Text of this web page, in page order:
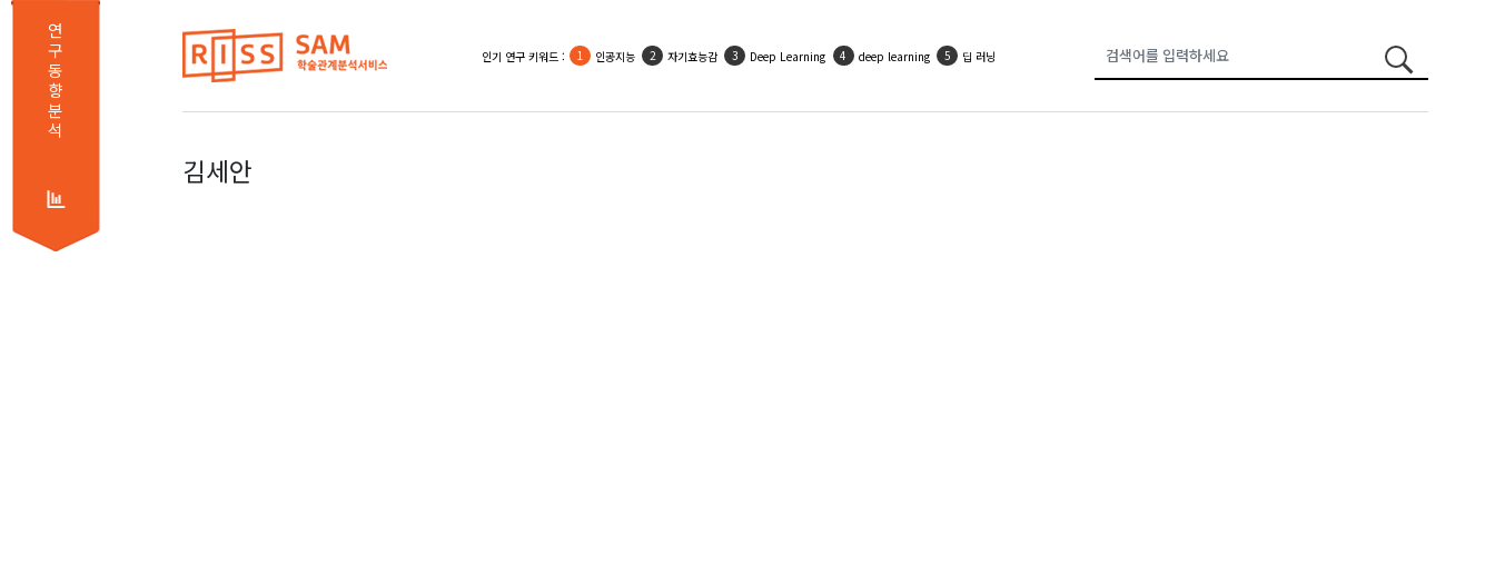
연
구
동
향
분
석
인기 연구 키워드 : 인공지능 자기효능감 Deep Learning deep learning 딥 러닝
김세안